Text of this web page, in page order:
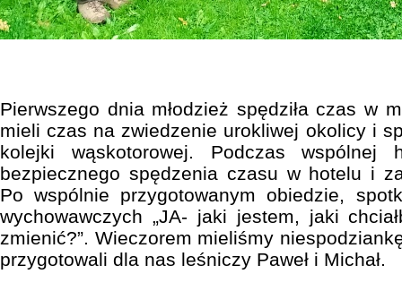
Pierwszego dnia młodzież spędziła czas w
mieli czas na zwiedzenie urokliwej okolicy i
kolejki wąskotorowej. Podczas wspólnej
bezpiecznego spędzenia czasu w hotelu i
Po wspólnie przygotowanym obiedzie,
wychowawczych „JA- jaki jestem, jaki
zmienić?”. Wieczorem mieliśmy
przygotowali dla nas leśniczy Paweł i Michał.